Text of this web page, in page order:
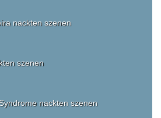
nackten szenen
szenen
nackten szenen